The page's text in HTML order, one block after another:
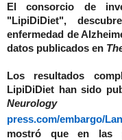
El consorcio de
"LipiDiDiet",
enfermedad de
datos publicados en
Los resultados
LipiDiDiet han sido
Neurology
press.com/embargo/
mostró que en las